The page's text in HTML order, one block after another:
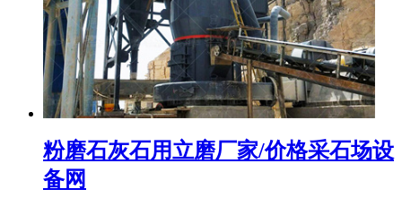
粉磨石灰石用立磨厂家/价格采石场设
备网